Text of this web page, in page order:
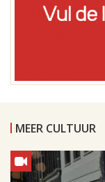
MEER CULTUUR